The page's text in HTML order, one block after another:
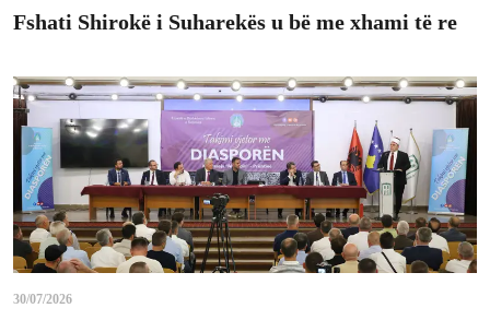
Fshati Shirokë i Suharekës u bë me xhami të re
30/07/2026